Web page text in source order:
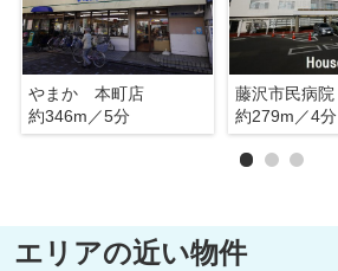
やまか 本町店
約346m／5分
藤沢市民病院
約279m／4分
エリアの近い物件